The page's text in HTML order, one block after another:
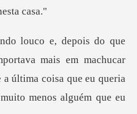
mais em machucar
a última coisa que